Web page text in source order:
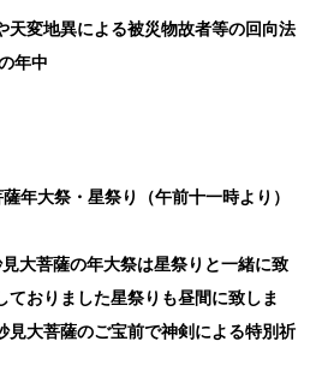
天変地異による被災物故者等の回向法
年中
年大祭・星祭り（午前十一時より）
大菩薩の年大祭は星祭りと一緒に致
ておりました星祭りも昼間に致しま
見大菩薩のご宝前で神剣による特別祈